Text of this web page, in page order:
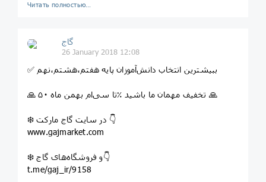
Читать полностью…
گاج
26 January 2018 12:08
✅ ببیشترین انتخاب دانش‌آموزان پایه هفتم،هشتم،نهم
🙏 تا سی‌ام بهمن ماه ۵۰‎٪ تخفیف مهمان ما باشید 🙏
❄️ در سایت گاج مارکت 👇
www.gajmarket.com
❄️ و فروشگاه‌های گاج👇
t.me/gaj_ir/9158